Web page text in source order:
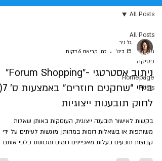
All Posts
מעקב
פסיקה
Homepage
Posts
All Posts
גל ניר
15 בינו׳
זמן קריאה 6 דקות
ניתוב אסטרטגי -"Forum Shopping"
לחוק תובענות ייצוגיות
בקשות לאישור תובענה ייצוגית, העוסקות באותן שאלות
משותפות או בשאלות דומות במהותן, מוגשות לעיתים על ידי
קבוצות תובעים בעלות מאפיינים דומים ומכוונות כלפי אותם